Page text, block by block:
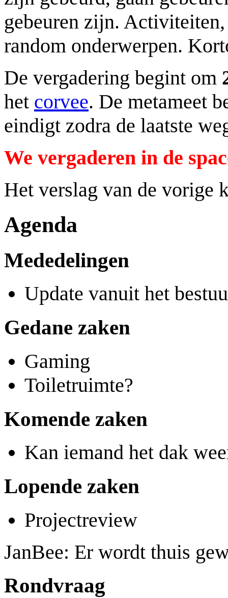
gebeuren zijn.
random onderwerpen.
De vergadering begint om
het corvee. De metameet
eindigt zodra de laatste
We vergaderen in de
Het verslag van de vorige
Agenda
Mededelingen
Update vanuit het
Gedane zaken
Gaming
Toiletruimte?
Komende zaken
Kan iemand het dak
Lopende zaken
Projectreview
JanBee: Er wordt thuis
Rondvraag